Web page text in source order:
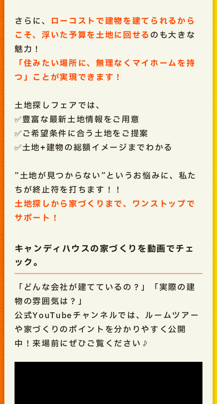
さらに、 ローコストで建物を建てられるから
こそ、浮いた予算を土地に回せる のも大きな
魅力！
「住みたい場所に、無理なくマイホームを持
つ」ことが実現できます！
土地探しフェアでは、
✅豊富な最新土地情報をご用意
✅ご希望条件に合う土地をご提案
✅土地+建物の総額イメージまでわかる
”土地が見つからない”というお悩みに、私た
ちが終止符を打ちます！！
土地探しから家づくりまで、ワンストップで
サポート！
キャンディハウスの家づくりを動画でチェ
ック。
「どんな会社が建てているの？」「実際の建
物の雰囲気は？」
公式YouTubeチャンネルでは、ルームツアー
や家づくりのポイントを分かりやすく公開
中！来場前にぜひご覧ください♪